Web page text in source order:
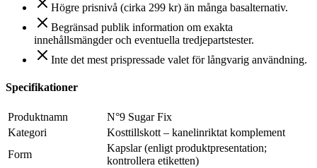
Högre prisnivå (cirka 299 kr) än många basalternativ.
Begränsad publik information om exakta
innehållsmängder och eventuella tredjepartstester.
Inte det mest prispressade valet för långvarig användning.
Specifikationer
Produktnamn
N°9 Sugar Fix
Kategori
Kosttillskott – kanelinriktat komplement
Form
Kapslar (enligt produktpresentation;
kontrollera etiketten)